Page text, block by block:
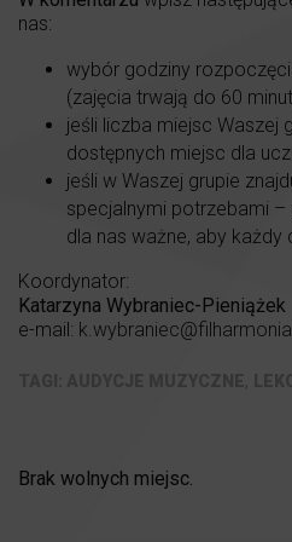
nas:
wybór godziny
(zajęcia trwają do 60
jeśli liczba miejsc Waszej
dostępnych miejsc dla
jeśli w Waszej grupie
specjalnymi potrzebami
dla nas ważne, aby każdy
Koordynator:
Katarzyna Wybraniec-Pieniążek
e-mail:
Brak wolnych miejsc.